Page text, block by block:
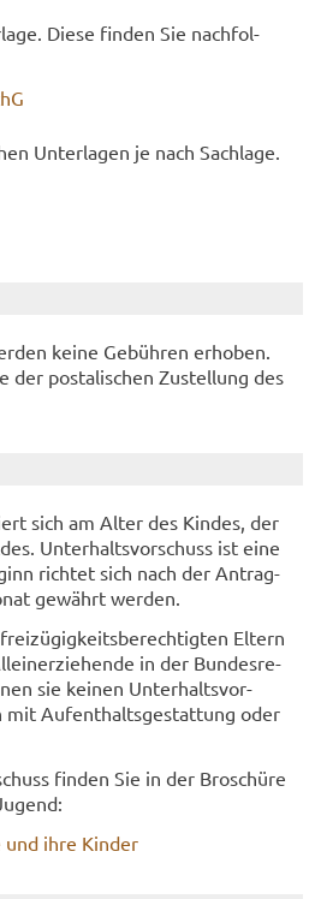
Diese fin­den Sie nach­fol­
Un­ter­la­gen je nach Sach­la­ge.
keine Ge­büh­ren er­ho­ben.
der pos­ta­li­schen Zu­stel­lung des
sich am Alter des Kin­des, der
Un­ter­halts­vor­schuss ist eine
rich­tet sich nach der An­trag­
ge­währt wer­den.
El­tern
in der Bun­des­re­
sie kei­nen Un­ter­halts­vor­
mit Auf­ent­halts­ge­stat­tung oder
fin­den Sie in der Bro­schü­re
ihre Kin­der